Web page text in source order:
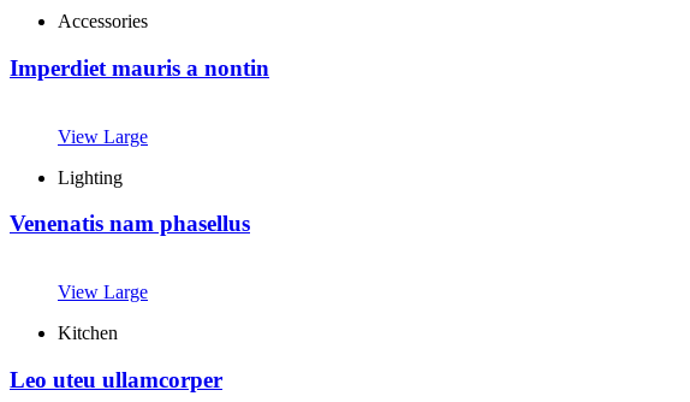
Accessories
Imperdiet mauris a nontin
View Large
Lighting
Venenatis nam phasellus
View Large
Kitchen
Leo uteu ullamcorper